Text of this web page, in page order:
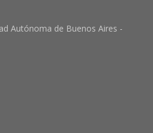
Autónoma de Buenos Aires -